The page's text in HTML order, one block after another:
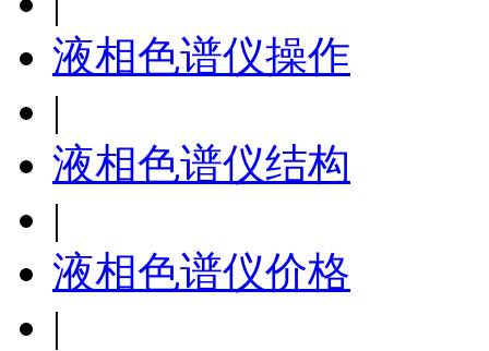
液相色谱仪操作
|
液相色谱仪结构
|
液相色谱仪价格
|